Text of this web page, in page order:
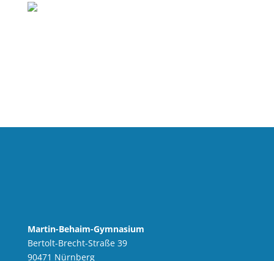
Martin-Behaim-Gymnasium
Bertolt-Brecht-Straße 39
90471 Nürnberg